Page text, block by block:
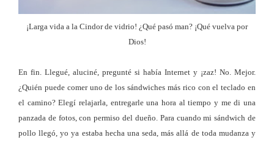
¡Larga vida a la Cindor de vidrio! ¿Qué pasó man? ¡Qué vuelva por
Dios!
En fin. Llegué, aluciné, pregunté si había Internet y ¡zaz! No. Mejor.
¿Quién puede comer uno de los sándwiches más rico con el teclado en
el camino? Elegí relajarla, entregarle una hora al tiempo y me di una
panzada de fotos, con permiso del dueño. Para cuando mi sándwich de
pollo llegó, yo ya estaba hecha una seda, más allá de toda mudanza y